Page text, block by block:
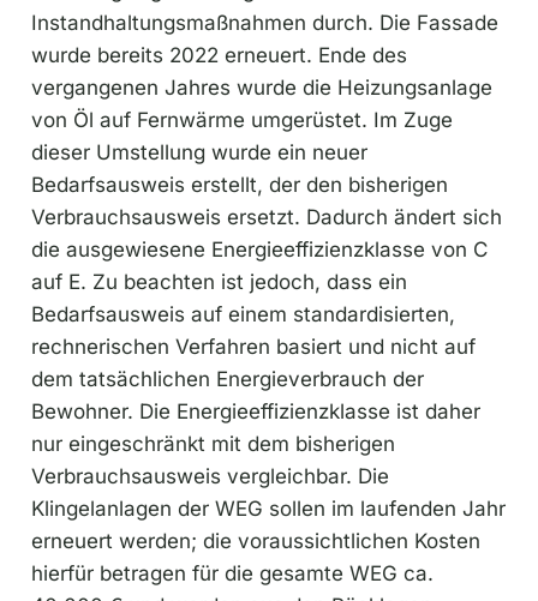
Instandhaltungsmaßnahmen durch. Die Fassade
wurde bereits 2022 erneuert. Ende des
vergangenen Jahres wurde die Heizungsanlage
von Öl auf Fernwärme umgerüstet. Im Zuge
dieser Umstellung wurde ein neuer
Bedarfsausweis erstellt, der den bisherigen
Verbrauchsausweis ersetzt. Dadurch ändert sich
die ausgewiesene Energieeffizienzklasse von C
auf E. Zu beachten ist jedoch, dass ein
Bedarfsausweis auf einem standardisierten,
rechnerischen Verfahren basiert und nicht auf
dem tatsächlichen Energieverbrauch der
Bewohner. Die Energieeffizienzklasse ist daher
nur eingeschränkt mit dem bisherigen
Verbrauchsausweis vergleichbar. Die
Klingelanlagen der WEG sollen im laufenden Jahr
erneuert werden; die voraussichtlichen Kosten
hierfür betragen für die gesamte WEG ca.